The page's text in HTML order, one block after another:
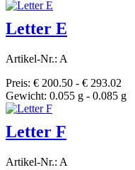
Letter E
Artikel-Nr.: A
Preis: € 200.50 - € 293.02
Gewicht: 0.055 g - 0.085 g
Letter F
Artikel-Nr.: A